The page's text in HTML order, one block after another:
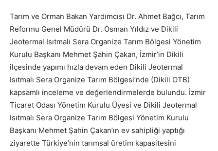
Tarım ve Orman Bakan Yardımcısı Dr. Ahmet Bağcı, Tarım
Reformu Genel Müdürü Dr. Osman Yıldız ve Dikili
Jeotermal Isıtmalı Sera Organize Tarım Bölgesi Yönetim
Kurulu Başkanı Mehmet Şahin Çakan, İzmir’in Dikili
ilçesinde yapımı hızla devam eden Dikili Jeotermal
Isıtmalı Sera Organize Tarım Bölgesi’nde (Dikili OTB)
kapsamlı inceleme ve değerlendirmelerde bulundu. İzmir
Ticaret Odası Yönetim Kurulu Üyesi ve Dikili Jeotermal
Isıtmalı Sera Organize Tarım Bölgesi Yönetim Kurulu
Başkanı Mehmet Şahin Çakan’ın ev sahipliği yaptığı
ziyarette Türkiye’nin tarımsal üretim kapasitesini